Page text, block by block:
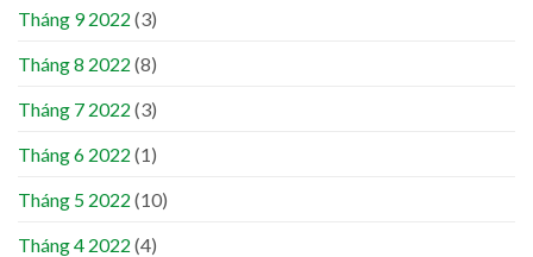
Tháng 9 2022 (3)
Tháng 8 2022 (8)
Tháng 7 2022 (3)
Tháng 6 2022 (1)
Tháng 5 2022 (10)
Tháng 4 2022 (4)